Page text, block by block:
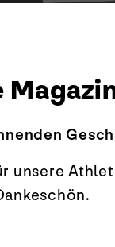
unsere